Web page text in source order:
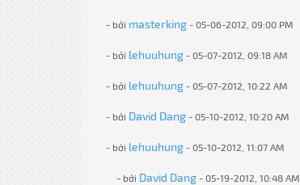
- bởi masterking- 05-06-2012, 09:00 PM
- bởi lehuuhung- 05-07-2012, 09:18 AM
- bởi lehuuhung- 05-07-2012, 10:22 AM
- bởi David Dang- 05-10-2012, 10:20 AM
- bởi lehuuhung- 05-10-2012, 11:07 AM
- bởi David Dang- 05-19-2012, 10:48 AM